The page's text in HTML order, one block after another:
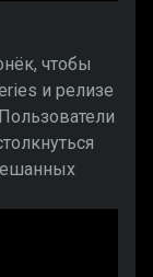
чтобы
и релизе
. Пользователи